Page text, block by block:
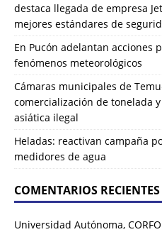
destaca llegada de empresa
mejores estándares de
En Pucón adelantan acciones
fenómenos meteorológicos
Cámaras municipales de
comercialización de tonelada
asiática ilegal
Heladas: reactivan campaña
medidores de agua
COMENTARIOS RECIENTES
Universidad Autónoma,